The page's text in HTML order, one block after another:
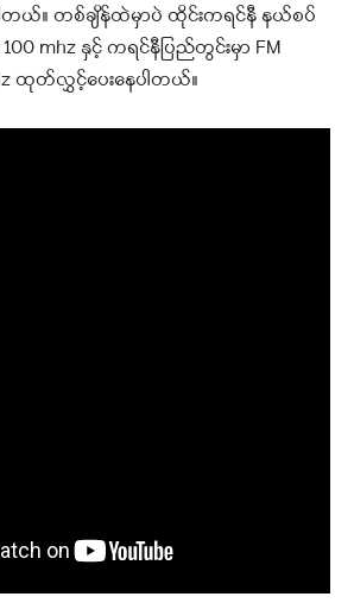
တယ်။ တစ်ချိန်ထဲမှာပဲ ထိုင်းကရင်နီ နယ်စပ်
mhz နှင့် ကရင်နီပြည်တွင်းမှာ FM
ထုတ်လွှင့်ပေးနေပါတယ်။